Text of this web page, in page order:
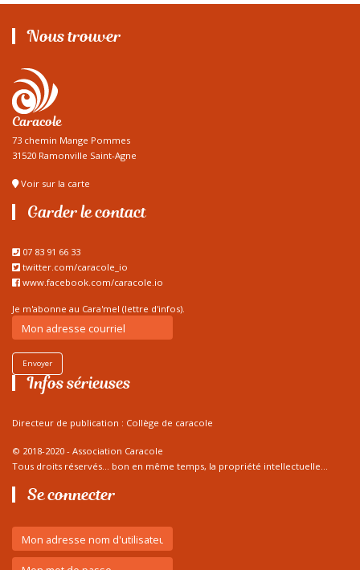
Nous trouver
Caracole
73 chemin Mange Pommes
31520 Ramonville Saint-Agne
Voir sur la carte
Garder le contact
07 83 91 66 33
twitter.com/caracole_io
www.facebook.com/caracole.io
Je m'abonne au Cara'mel (lettre d'infos).
Envoyer
Infos sérieuses
Directeur de publication : Collège de caracole
© 2018-2020 - Association Caracole
Tous droits réservés... bon en même temps, la propriété intellectuelle...
Se connecter